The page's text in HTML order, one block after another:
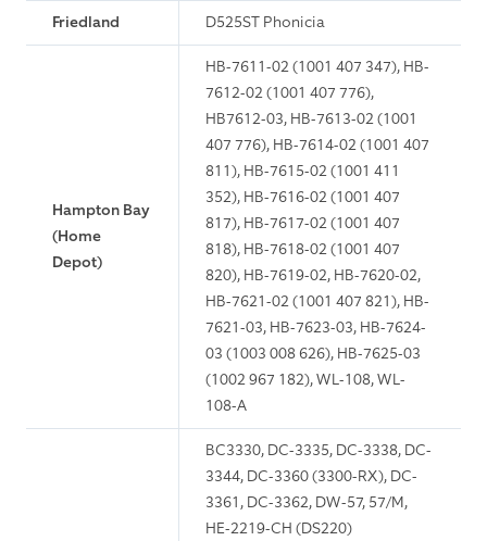
Friedland D525ST Phonicia
Hampton Bay
(Home
Depot)
HB-7611-02 (1001 407 347), HB-
7612-02 (1001 407 776),
HB7612-03, HB-7613-02 (1001
407 776), HB-7614-02 (1001 407
811), HB-7615-02 (1001 411
352), HB-7616-02 (1001 407
817), HB-7617-02 (1001 407
818), HB-7618-02 (1001 407
820), HB-7619-02, HB-7620-02,
HB-7621-02 (1001 407 821), HB-
7621-03, HB-7623-03, HB-7624-
03 (1003 008 626), HB-7625-03
(1002 967 182), WL-108, WL-
108-A
BC3330, DC-3335, DC-3338, DC-
3344, DC-3360 (3300-RX), DC-
3361, DC-3362, DW-57, 57/M,
HE-2219-CH (DS220)